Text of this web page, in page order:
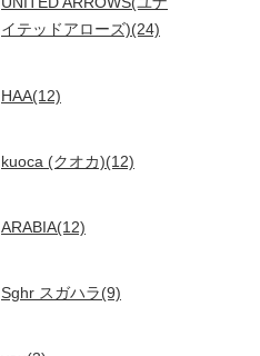
イテッドアローズ)(24)
HAA(12)
kuoca (クオカ)(12)
ARABIA(12)
Sghr スガハラ(9)